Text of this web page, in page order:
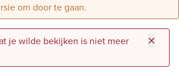
om door te gaan.
je wilde bekijken is niet meer